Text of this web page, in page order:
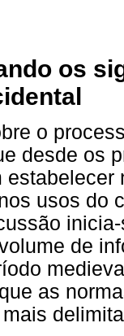
os
o
desde os
usos do
de
as